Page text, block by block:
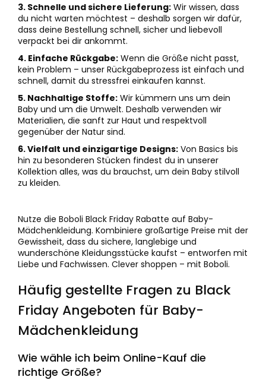
3. Schnelle und sichere Lieferung: Wir wissen, dass
du nicht warten möchtest – deshalb sorgen wir dafür,
dass deine Bestellung schnell, sicher und liebevoll
verpackt bei dir ankommt.
4. Einfache Rückgabe: Wenn die Größe nicht passt,
kein Problem – unser Rückgabeprozess ist einfach und
schnell, damit du stressfrei einkaufen kannst.
5. Nachhaltige Stoffe: Wir kümmern uns um dein
Baby und um die Umwelt. Deshalb verwenden wir
Materialien, die sanft zur Haut und respektvoll
gegenüber der Natur sind.
6. Vielfalt und einzigartige Designs: Von Basics bis
hin zu besonderen Stücken findest du in unserer
Kollektion alles, was du brauchst, um dein Baby stilvoll
zu kleiden.
Nutze die Boboli Black Friday Rabatte auf Baby-
Mädchenkleidung. Kombiniere großartige Preise mit der
Gewissheit, dass du sichere, langlebige und
wunderschöne Kleidungsstücke kaufst – entworfen mit
Liebe und Fachwissen. Clever shoppen – mit Boboli.
Häufig gestellte Fragen zu Black
Friday Angeboten für Baby-
Mädchenkleidung
Wie wähle ich beim Online-Kauf die
richtige Größe?